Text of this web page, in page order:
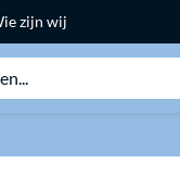
zijn wij